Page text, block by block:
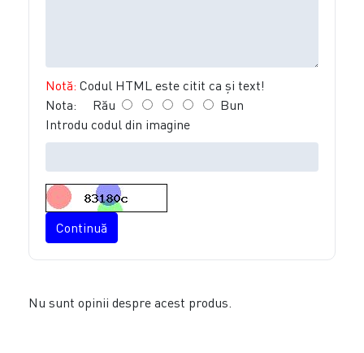
Notă: Codul HTML este citit ca şi text!
Nota: Rău
Bun
Introdu codul din imagine
Continuă
Nu sunt opinii despre acest produs.